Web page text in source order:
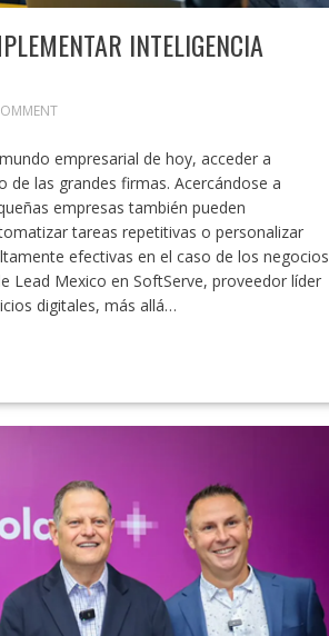
INTELIGENCIA
empresarial de hoy, acceder a
de las grandes firmas. Acercándose a
empresas también pueden
tareas repetitivas o personalizar
efectivas en el caso de los negocios
Lead Mexico en SoftServe, proveedor líder
digitales, más allá…